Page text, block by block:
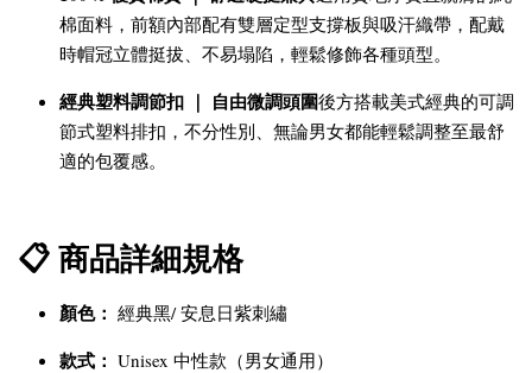
棉面料，前額內部配有雙層定型支撐板與吸汗織帶，配戴
時帽冠立體挺拔、不易塌陷，輕鬆修飾各種頭型。
經典塑料調節扣 ｜ 自由微調頭圍後方搭載美式經典的可調
節式塑料排扣，不分性別、無論男女都能輕鬆調整至最舒
適的包覆感。
📋 商品詳細規格
顏色： 經典黑/ 安息日紫刺繡
款式： Unisex 中性款（男女通用）